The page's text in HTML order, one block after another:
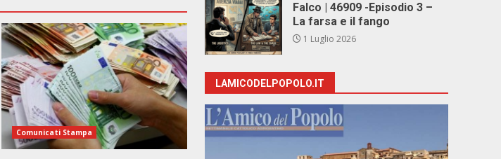
Comunicati Stampa
Falco | 46909 -Episodio 3 –
La farsa e il fango
1 Luglio 2026
LAMICODELPOPOLO.IT